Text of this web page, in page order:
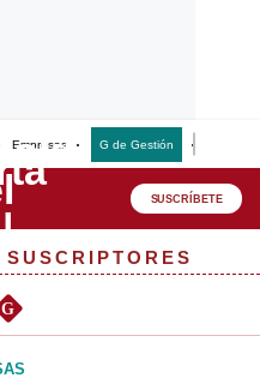
Empresas G de Gestión
SUSCRÍBETE
G